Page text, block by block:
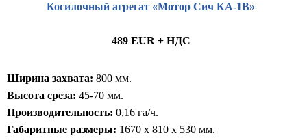
Косилочный агрегат «Мотор Сич КА-1В»
489 EUR + НДС
Ширина захвата: 800 мм.
Высота среза: 45-70 мм.
Производительность: 0,16 га/ч.
Габаритные размеры: 1670 x 810 x 530 мм.